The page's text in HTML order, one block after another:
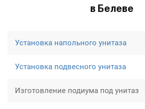
в Белеве
Установка напольного унитаза
Установка подвесного унитаза
Изготовление подиума под унитаз